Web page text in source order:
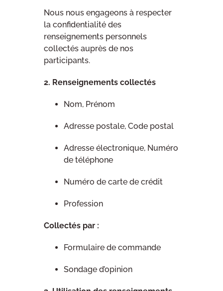
Nous nous engageons à respecter
la confidentialité des
renseignements personnels
collectés auprès de nos
participants.
2. Renseignements collectés
Nom, Prénom
Adresse postale, Code postal
Adresse électronique, Numéro
de téléphone
Numéro de carte de crédit
Profession
Collectés par :
Formulaire de commande
Sondage d’opinion